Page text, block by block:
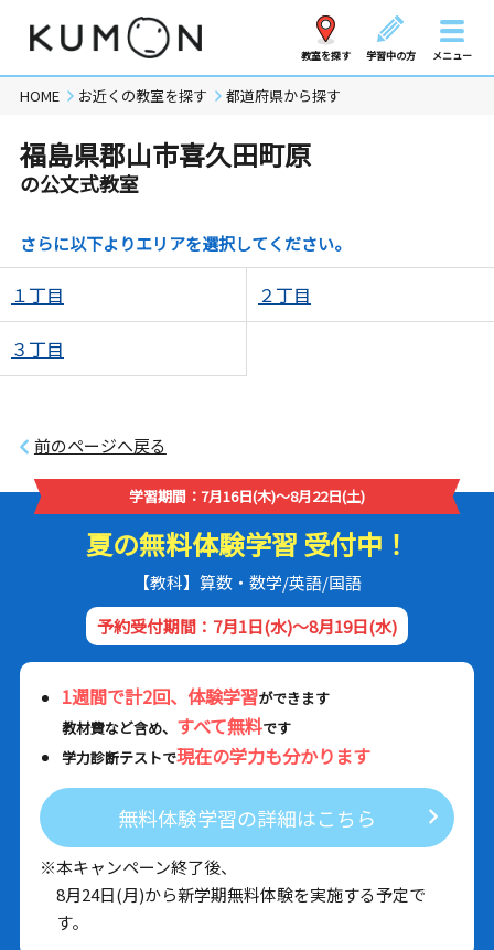
教室を探す 学習中の方 メニュー
HOME お近くの教室を探す 都道府県から探す
福島県郡山市喜久田町原
の公文式教室
さらに以下よりエリアを選択してください。
１丁目 ２丁目
３丁目
前のページへ戻る
学習期間：7月16日(木)～8月22日(土)
夏の無料体験学習 受付中！
【教科】算数・数学/英語/国語
予約受付期間：7月1日(水)～8月19日(水)
1週間で計2回、体験学習ができます
教材費など含め、 すべて無料です
学力診断テストで現在の学力も分かります
無料体験学習の詳細はこちら
※本キャンペーン終了後、
8月24日(月)から新学期無料体験を実施する予定で
す。